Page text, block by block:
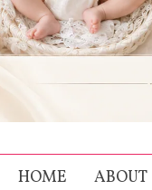
HOME ABOUT